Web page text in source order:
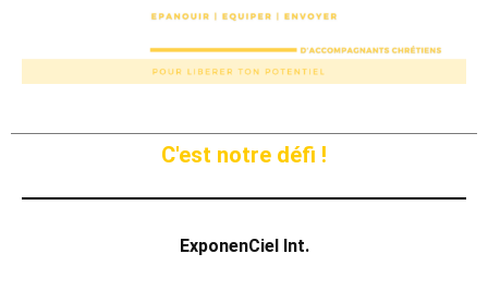
C'est notre défi !
ExponenCiel Int.